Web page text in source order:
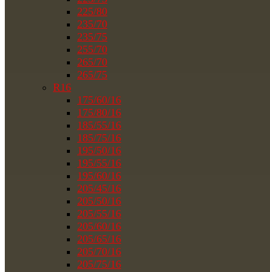
225/80
235/70
235/75
255/70
265/70
265/75
R16
175/60/16
175/80/16
185/55/16
185/75/16
195/50/16
195/55/16
195/60/16
205/45/16
205/50/16
205/55/16
205/60/16
205/65/16
205/70/16
205/75/16